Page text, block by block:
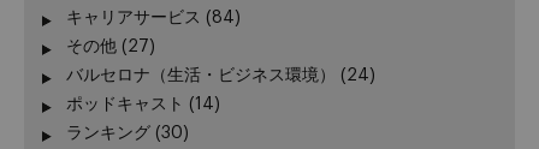
キャリアサービス (84)
その他 (27)
バルセロナ（生活・ビジネス環境）
(24)
ポッドキャスト (14)
ランキング (30)